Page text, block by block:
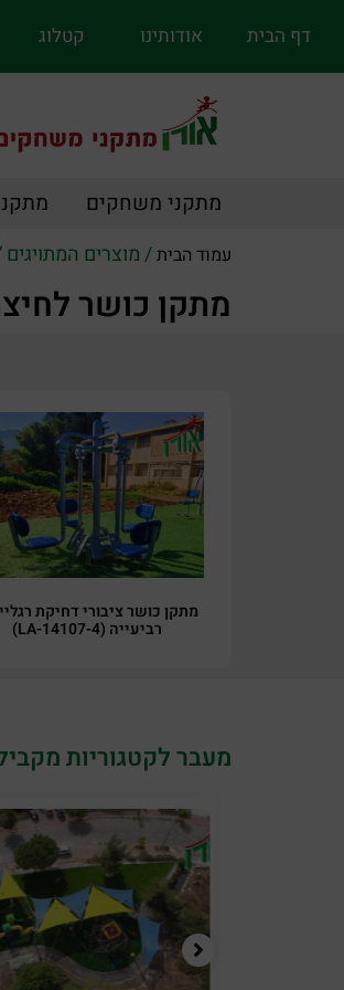
דף הבית אודותינו קטלוג
מתקני משחקים
עמוד הבית/ מוצרים המתויגים
מתקן כושר
מתקן כושר ציבורי דחיקת
רביעייה (LA-14107-4)
מעבר לקטגוריות